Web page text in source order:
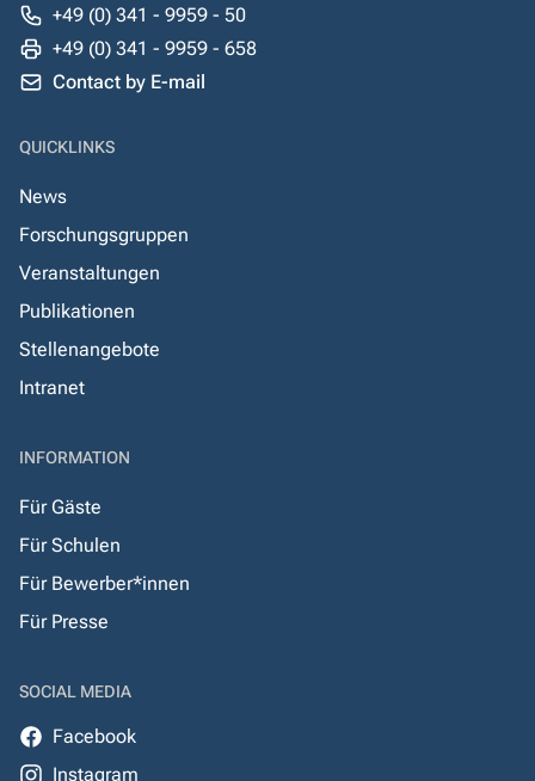
+49 (0) 341 - 9959 - 50
+49 (0) 341 - 9959 - 658
Contact by E-mail
QUICKLINKS
News
Forschungsgruppen
Veranstaltungen
Publikationen
Stellenangebote
Intranet
INFORMATION
Für Gäste
Für Schulen
Für Bewerber*innen
Für Presse
SOCIAL MEDIA
Facebook
Instagram